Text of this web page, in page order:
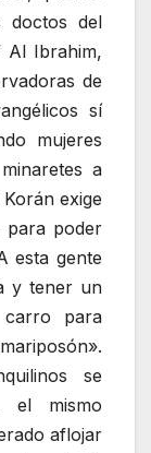
doctos del
Al Ibrahim,
de
sí
mujeres
a
exige
para poder
esta gente
y tener un
para
se
el mismo
aflojar